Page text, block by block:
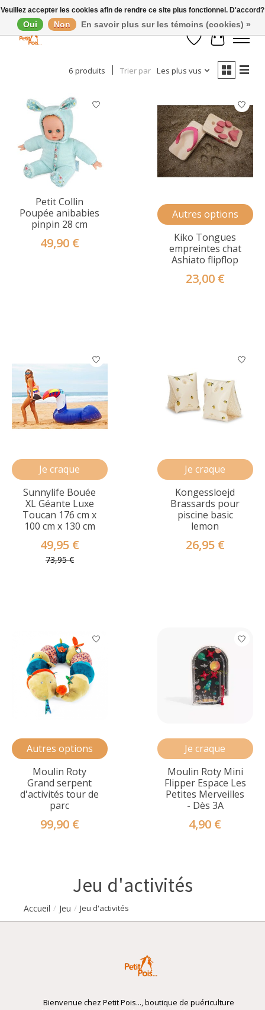
Liste de souhaits
Panier
Afficher les filtres
6 produits Trier par Les plus vus
Petit Collin
Poupée anibabies
pinpin 28 cm
49,90 €
Autres options
Kiko Tongues
empreintes chat
Ashiato flipflop
23,00 €
Je craque
Sunnylife Bouée
XL Géante Luxe
Toucan 176 cm x
100 cm x 130 cm
49,95 €
73,95 €
Je craque
Kongessloejd
Brassards pour
piscine basic
lemon
26,95 €
Autres options
Moulin Roty
Grand serpent
d'activités tour de
parc
99,90 €
Je craque
Moulin Roty Mini
Flipper Espace Les
Petites Merveilles
- Dès 3A
4,90 €
Jeu d'activités
Accueil / Jeu / Jeu d'activités
Bienvenue chez Petit Pois..., boutique de puériculture
Veuillez accepter les cookies afin de rendre ce site plus fonctionnel. D'accord?
Oui Non En savoir plus sur les témoins (cookies) »